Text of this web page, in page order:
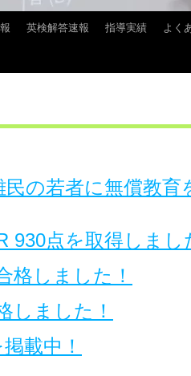
英検解答速報 指導実績 よく
ちら
民の若者に無償教
点を取得しまし
格しました！
しました！
載中！